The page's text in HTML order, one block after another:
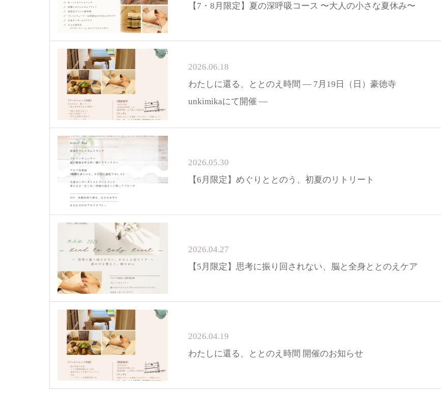
【7・8月限定】夏の深呼吸コース 〜大人の小さな夏休み〜
2026.06.18
わたしに還る、ととのえ時間 ― 7月19日（日）豪徳寺
unkimikaにて開催 ―
2026.05.30
【6月限定】めぐりととのう、初夏のリトリート
2026.04.27
【5月限定】思考に振り回されない、脳と全身ととのえケア
2026.04.19
わたしに還る、ととのえ時間 開催のお知らせ